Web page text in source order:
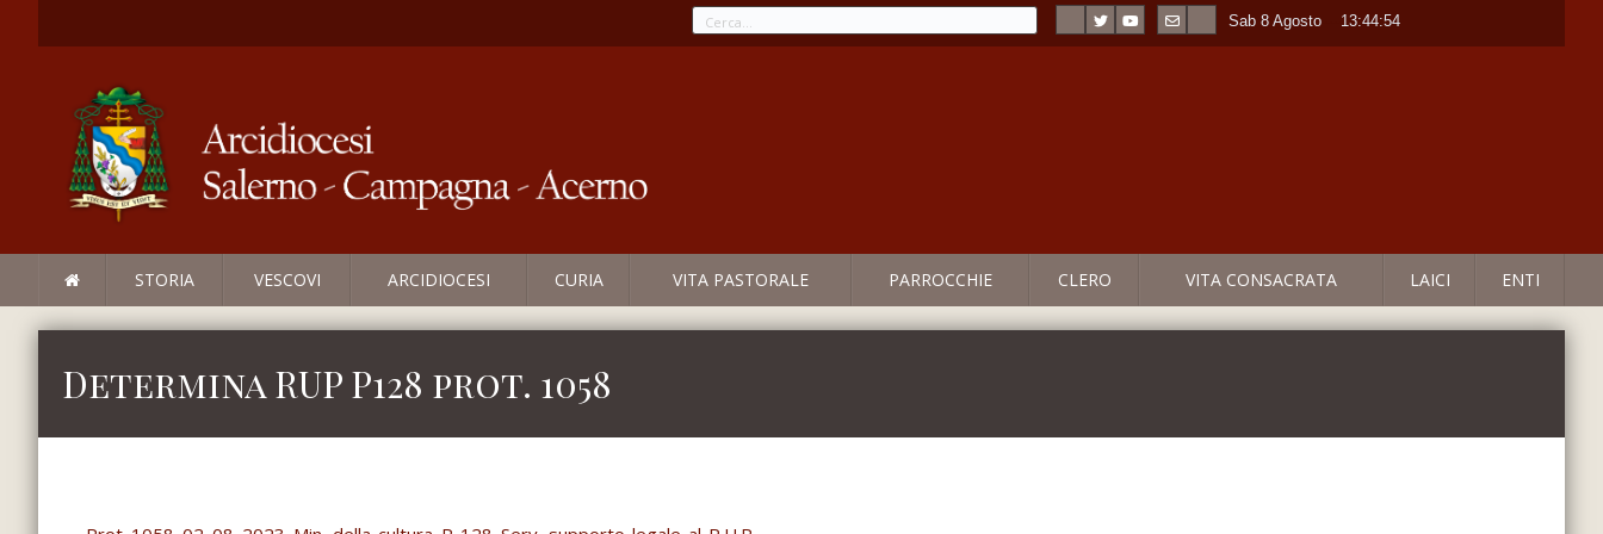
Sab 8 Agosto 13:44:54
STORIA VESCOVI ARCIDIOCESI CURIA VITA PASTORALE PARROCCHIE CLERO VITA CONSACRATA LAICI ENTI
Determina RUP P128 prot. 1058